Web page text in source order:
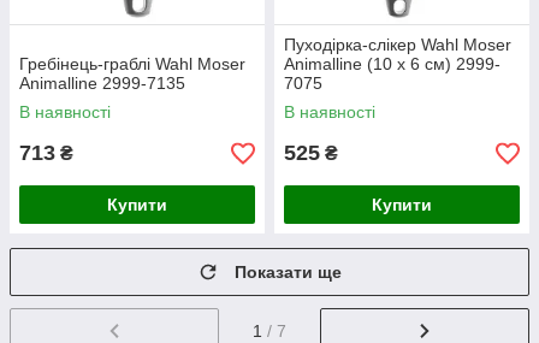
Гребінець-граблі Wahl Moser
Animalline 2999-7135
В наявності
713 ₴
Купити
Пуходірка-слікер Wahl Moser
Animalline (10 х 6 см) 2999-
7075
В наявності
525 ₴
Купити
Показати ще
1 / 7